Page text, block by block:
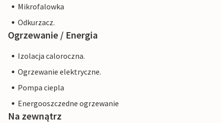
Mikrofalowka
Odkurzacz.
Ogrzewanie / Energia
Izolacja caloroczna.
Ogrzewanie elektryczne.
Pompa ciepla
Energooszczedne ogrzewanie
Na zewnątrz